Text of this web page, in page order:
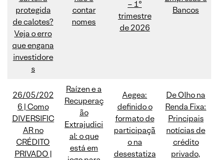
protegida
de calotes?
Veja o erro
que engana
investidore
s
contar
nomes
– 1º
trimestre
de 2026
Bancos
26/05/202
6 | Como
DIVERSIFIC
AR no
CRÉDITO
PRIVADO |
Raízen e a
Recuperaç
ão
Extrajudici
al: o que
está em
Aegea:
definido o
formato de
participaçã
o na
desestatiza
De Olho na
Renda Fixa:
Principais
notícias de
crédito
privado,